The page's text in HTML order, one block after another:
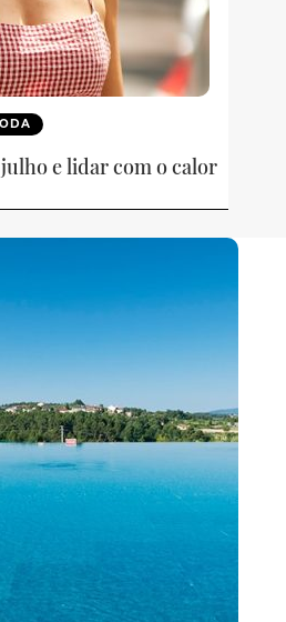
e lidar com o calor